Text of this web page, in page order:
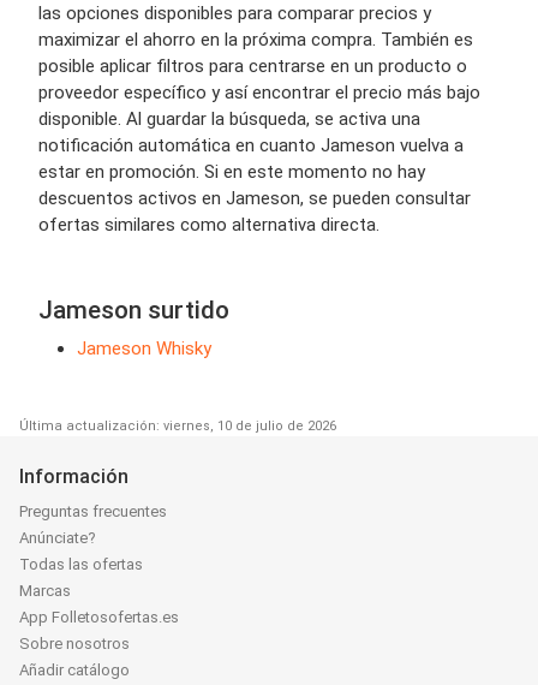
las opciones disponibles para comparar precios y
maximizar el ahorro en la próxima compra. También es
posible aplicar filtros para centrarse en un producto o
proveedor específico y así encontrar el precio más bajo
disponible. Al guardar la búsqueda, se activa una
notificación automática en cuanto Jameson vuelva a
estar en promoción. Si en este momento no hay
descuentos activos en Jameson, se pueden consultar
ofertas similares como alternativa directa.
Jameson surtido
Jameson Whisky
Última actualización: viernes, 10 de julio de 2026
Información
Preguntas frecuentes
Anúnciate?
Todas las ofertas
Marcas
App Folletosofertas.es
Sobre nosotros
Añadir catálogo